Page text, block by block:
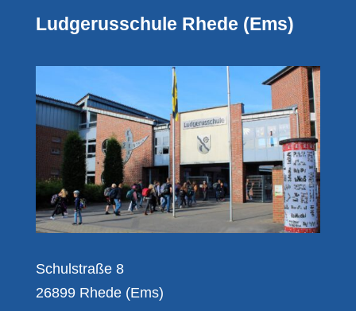
Ludgerusschule Rhede (Ems)
Schulstraße 8
26899 Rhede (Ems)